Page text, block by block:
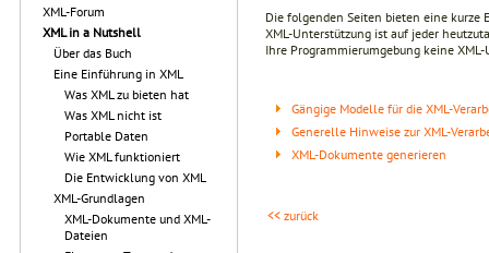
XML-Forum
XML in a Nutshell
Über das Buch
Eine Einführung in XML
Was XML zu bieten hat
Was XML nicht ist
Portable Daten
Wie XML funktioniert
Die Entwicklung von XML
XML-Grundlagen
XML-Dokumente und XML-
Dateien
Die folgenden Seiten bieten eine kurze
XML-Unterstützung ist auf jeder
Ihre Programmierumgebung keine
Gängige Modelle für die XML-
Generelle Hinweise zur XML-
XML-Dokumente generieren
<< zurück